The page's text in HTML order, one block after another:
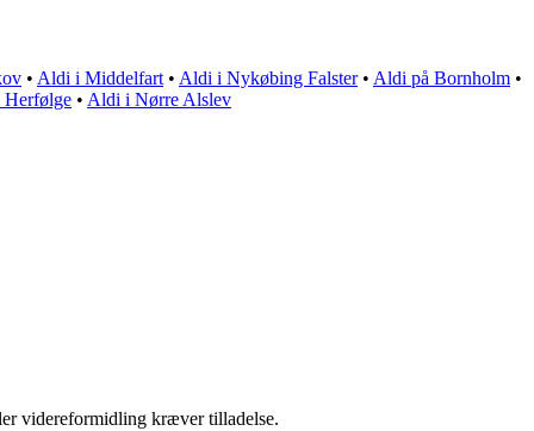
• Aldi i Middelfart • Aldi i Nykøbing Falster• Aldi på Bornholm •
• Aldi i Nørre Alslev
videreformidling kræver tilladelse.